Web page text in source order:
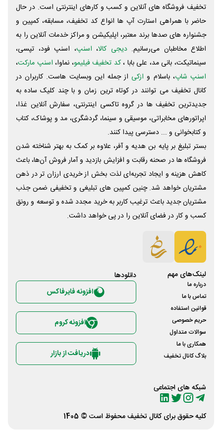
تخفیف فروشگاه های آنلاین و کسب و‌ کارهای اینترنتی است. در حال
حاضر با همراهی استارت آپ ها انواع کد تخفیف، مسابقه، کمپین و
جشنواره های صدها برند معتبر، اپلیکیشن و مراکز خدمات آنلاین را به
اطلاع مخاطبان می‌رسانیم. دیجی کالا، اسنپ، اسنپ فود، تپسی،
سینماتیکت، بانی مد، علی‌ بابا ،کد تخفیف فیلیمو، نماوا، اسنپ مارکت،
اسنپ شاپ، باسلام و ازکی از جمله این وبسایت ‌هاست. کاربران در
کانال تخفیف می توانند در کوتاه ترین زمان و با چند کلیک ساده به
جدیدترین تخفیف ها در گروه تاکسی اینترنتی، سفارش آنلاین غذا،
اپراتورهای مخابراتی، موسیقی و سینما، گردشگری، مد و پوشاک، کتاب
و کتابخوانی و ... دسترسی پیدا کنند.
بستر تبلیغ بر پایه بن هدیه و آفر، علاوه بر کمک به بهتر شناخته شدن
فروشگاه ها در صحنه رقابت و افزایش بازدید و آمار فروش آن‌ها، باعث
کاهش هزینه و ایجاد تجربه‌ای لذت بخش از خریدی ارزان تر در ذهن
مشتریان خواهد شد. چنین کمپین های تبلیغی و تخفیفی ضمن جذب
مشتریان جدید باعث ترغیب کاربر به خرید مجدد شده و توسعه و رونق
کسب و کار در فضای آنلاین را در پی خواهد داشت.
لینک‌های مهم
درباره ما
تماس با ما
قوانین استفاده
حریم خصوصی
سوالات متداول
همکاری با ما
بلاگ کانال تخفیف
شبکه های اجتماعی
دانلود‌ها
افزونه فایرفاکس
افزونه کروم
دریافت از بازار
کلیه حقوق برای کانال تخفیفمحفوظ است © 1405